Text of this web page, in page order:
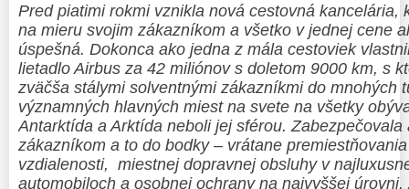
Pred piatimi rokmi vznikla nová cestovná kancelária,
na mieru svojim zákazníkom a všetko v jednej cene
úspešná. Dokonca ako jedna z mála cestoviek
lietadlo Airbus za 42 miliónov s doletom 9000 km, s
zväčša stálymi solventnými zákazníkmi do mnohých
významných hlavných miest na svete na všetky
Antarktída a Arktída neboli jej sférou.
zákazníkom a to do bodky – vrátane
vzdialenosti, miestnej dopravnej obsluhy v
automobiloch a osobnej ochrany na najvyššej